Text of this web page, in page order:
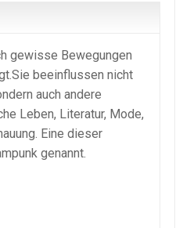
gewisse Bewegungen
beeinflussen nicht
auch andere
Leben, Literatur, Mode,
Eine dieser
genannt.